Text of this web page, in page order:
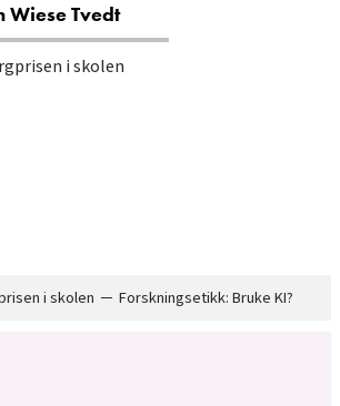
Wiese Tvedt
i skolen
i skolen ─ Forskningsetikk: Bruke KI?